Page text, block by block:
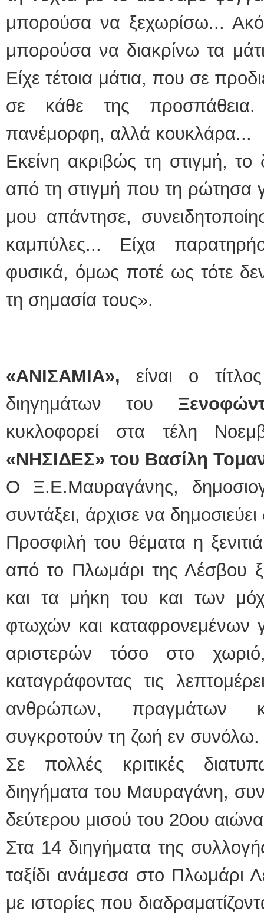
μπορούσα να ξεχωρίσω...
μπορούσα να διακρίνω τα
Είχε τέτοια μάτια, που σε
σε κάθε της
πανέμορφη, αλλά κουκλάρα...
Εκείνη ακριβώς τη στιγμή,
από τη στιγμή που τη ρώτησα
μου απάντησε,
καμπύλες... Είχα
φυσικά, όμως ποτέ ως τότε
τη σημασία τους».
«ΑΝΙΣΑΜΙΑ», είναι ο
διηγημάτων του
κυκλοφορεί στα τέλη
«ΝΗΣΙΔΕΣ» του Βασίλη
Ο Ξ.Ε.Μαυραγάνης,
συντάξει, άρχισε να
Προσφιλή του θέματα η
από το Πλωμάρι της Λέσβου
και τα μήκη του και των
φτωχών και καταφρονεμένων
αριστερών τόσο στο
καταγράφοντας τις
ανθρώπων, πραγμάτων
συγκροτούν τη ζωή εν συνόλω.
Σε πολλές κριτικές
διηγήματα του Μαυραγάνη,
δεύτερου μισού του 20ου
Στα 14 διηγήματα της
ταξίδι ανάμεσα στο Πλωμάρι
με ιστορίες που